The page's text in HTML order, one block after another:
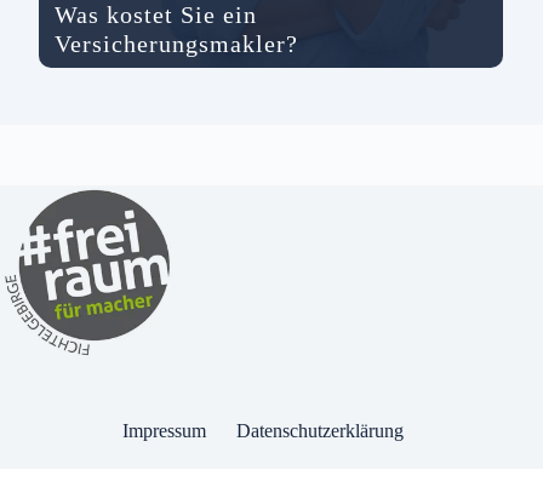
Was kostet Sie ein
Versicherungsmakler?
Impressum Datenschutzerklärung